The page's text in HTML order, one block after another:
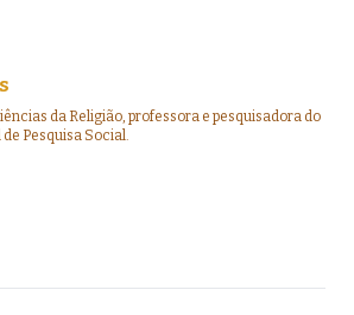
da Religião, professora e pesquisadora do
Pesquisa Social.